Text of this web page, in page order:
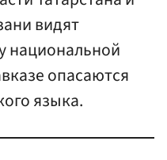
видят
национальной
опасаются
языка.